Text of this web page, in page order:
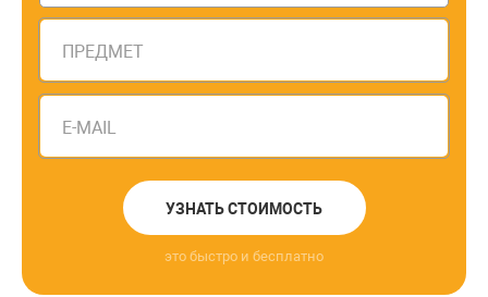
ПРЕДМЕТ
E-MAIL
УЗНАТЬ СТОИМОСТЬ
это быстро и бесплатно